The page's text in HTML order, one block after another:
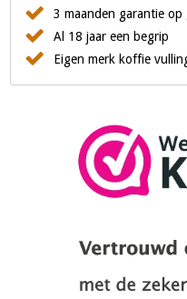
3 maanden garantie op
Al 18 jaar een begrip
Eigen merk koffie